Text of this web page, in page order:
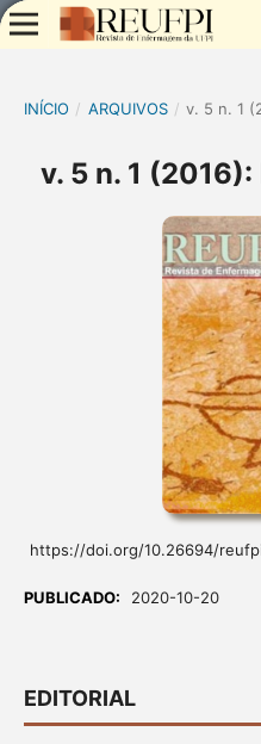
INÍCIO / ARQUIVOS / v. 5 n. 1
v. 5 n. 1 (2016):
https://doi.org/10.26694/
PUBLICADO: 2020-10-20
EDITORIAL